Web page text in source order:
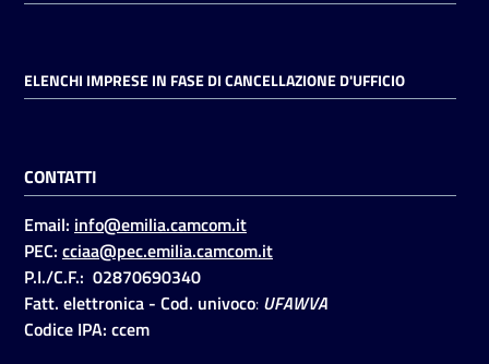
ELENCHI IMPRESE IN FASE DI CANCELLAZIONE D'UFFICIO
CONTATTI
Email: info@emilia.camcom.it
PEC: cciaa@pec.emilia.camcom.it
P.I./C.F.: 02870690340
Fatt. elettronica - Cod. univoco: UFAWVA
Codice IPA: ccem